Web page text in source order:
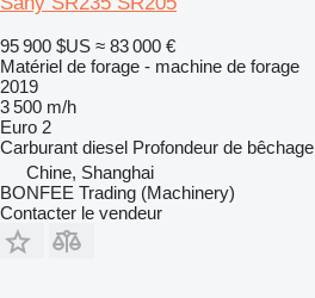
95 900 $US ≈ 83 000 €
Matériel de forage - machine de forage
2019
3 500 m/h
Euro 2
Carburant diesel Profondeur de bêchage
Chine, Shanghai
BONFEE Trading (Machinery)
Contacter le vendeur